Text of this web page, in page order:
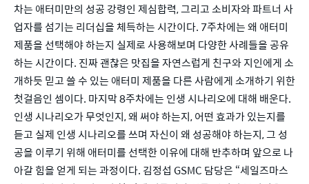
차는 애터미만의 성공 강령인 제심합력, 그리고 소비자와 파트너 사
업자를 섬기는 리더십을 체득하는 시간이다. 7주차에는 왜 애터미
제품을 선택해야 하는지 실제로 사용해보며 다양한 사례들을 공유
하는 시간이다. 진짜 괜찮은 맛집을 자연스럽게 친구와 지인에게 소
개하듯 믿고 쓸 수 있는 애터미 제품을 다른 사람에게 소개하기 위한
첫걸음인 셈이다. 마지막 8주차에는 인생 시나리오에 대해 배운다.
인생 시나리오가 무엇인지, 왜 써야 하는지, 어떤 효과가 있는지를
듣고 실제 인생 시나리오를 쓰며 자신이 왜 성공해야 하는지, 그 성
공을 이루기 위해 애터미를 선택한 이유에 대해 반추하며 앞으로 나
아갈 힘을 얻게 되는 과정이다. 김정섭 GSMC 담당은 “세일즈마스